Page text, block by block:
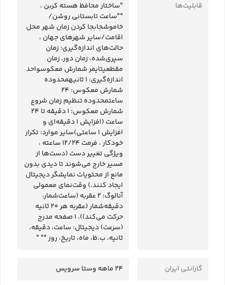
قابلیت‌ها
"ساختار محافظ هسته کربن ،
""ساعت تابستانی روشن/
خاموشجابجا کردن زمان شهر محل
اقامت/سایر شهرهای جهان ،
حالت‌های اندازه‌گیری: زمان
سپری‌شده، زمان دور، زمان
مقطعیتایمر شمارش معکوسواحد
اندازه‌گیری: 1 ثانیهمحدوده
شمارش معکوس: 24
ساعتمحدوده تنظیم زمان شروع
شمارش معکوس: 1 دقیقه تا 24
ساعت (افزایش 1 دقیقه‌ای و
افزایش 1 ساعتی)سایر موارد: تکرار
خودکار ، فرمت 12/24 ساعته ،
ویژگی تغییر دست (دست‌ها از
مسیر خارج می‌شوند تا دیدی بدون
مانع از محتویات نمایشگر دیجیتال
ایجاد کنند.) وقت‌نمای معمولی
آنالوگ: 2 عقربه (ساعت‌شمار،
دقیقه‌شمار (عقربه هر 20 ثانیه
حرکت می‌کند))، 1 صفحه مدرج
(سرعت) دیجیتال: ساعت، دقیقه،
ثانیه، ب.ظ، ماه، تاریخ، روز "" "
گارانتی ایران 24 ماهه وستا سرویس